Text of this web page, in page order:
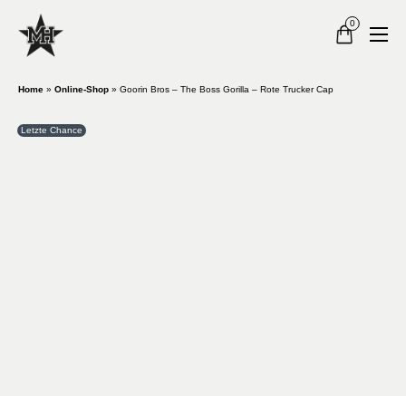
0
Home » Online-Shop » Goorin Bros – The Boss Gorilla – Rote Trucker Cap
Letzte Chance